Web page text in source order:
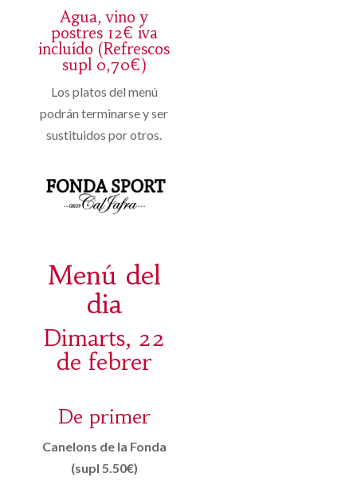
Agua, vino y
postres 12€ iva
incluído (Refrescos
supl 0,70€)
Los platos del menú
podrán terminarse y ser
sustituidos por otros.
Menú del
dia
Dimarts, 22
de febrer
De primer
Canelons de la Fonda
(supl 5.50€)